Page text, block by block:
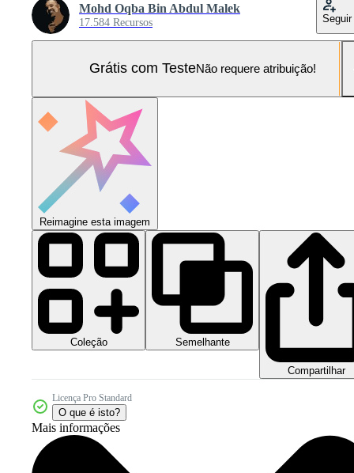
Mohd Oqba Bin Abdul Malek
17.584 Recursos Seguir
Grátis com TesteNão requere atribuição!
Reimagine esta imagem
Coleção Semelhante
Compartilhar
Licença Pro Standard
O que é isto?
Mais informações